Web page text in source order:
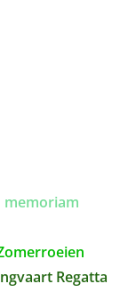
memoriam
Regatta